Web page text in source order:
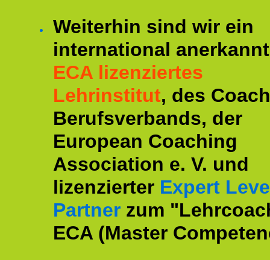
Weiterhin sind wir ein
international
ECA lizenziertes
Lehrinstitut, des
Berufsverbands, der
European Coaching
Association e. V. und
lizenzierter Expert
Partner zum
ECA (Master